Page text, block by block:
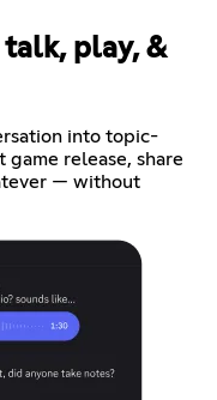
talk, play, &
into topic-
game release, share
— without